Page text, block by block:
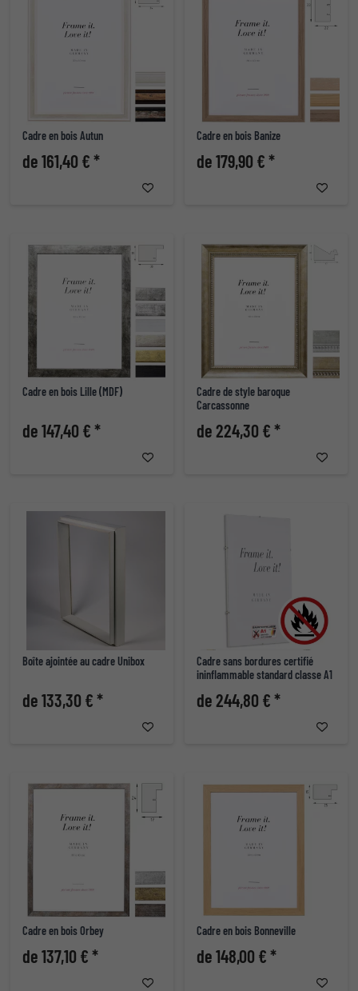
Cadre en bois Autun
de 161,40 € *
Cadre en bois Banize
de 179,90 € *
Cadre en bois Lille (MDF)
de 147,40 € *
Cadre de style baroque
Carcassonne
de 224,30 € *
Boîte ajointée au cadre Unibox
de 133,30 € *
Cadre sans bordures certifié
ininflammable standard classe A1
de 244,80 € *
Cadre en bois Orbey
de 137,10 € *
Cadre en bois Bonneville
de 148,00 € *